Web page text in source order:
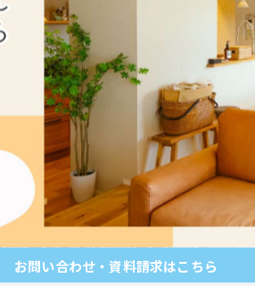
しては、作業員全員に対する安
ことで、事故を未然に防ぎ、安
づくり
育の充実にあります。安全教育
高所作業や重機操作の際の注意
研修や現場での安全ミーティン
安全管理体制の構築が必要です
には不可欠です。このような教
お問い合わせ・資料請求はこちら